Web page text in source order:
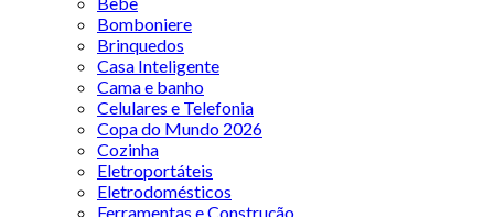
Bomboniere
Brinquedos
Casa Inteligente
Cama e banho
Celulares e Telefonia
Copa do Mundo 2026
Cozinha
Eletroportáteis
Eletrodomésticos
Ferramentas e Construção